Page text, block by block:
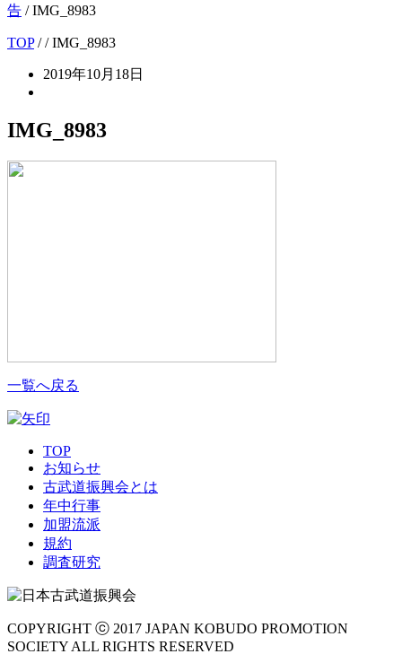
告 /IMG_8983
TOP// IMG_8983
2019年10月18日
IMG_8983
一覧へ戻る
TOP
お知らせ
古武道振興会とは
年中行事
加盟流派
規約
調査研究
COPYRIGHT ⓒ 2017 JAPAN KOBUDO PROMOTION
SOCIETY ALL RIGHTS RESERVED